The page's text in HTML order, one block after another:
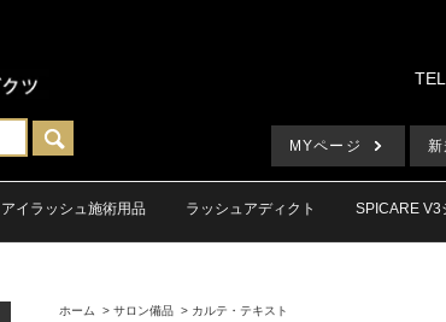
MYページ
アイラッシュ施術用品 ラッシュアディクト SPICARE V3
ホーム > サロン備品 > カルテ・テキスト